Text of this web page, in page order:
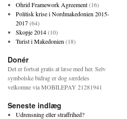
Ohrid Framework Agreement(16)
Politisk krise i Nordmakedonien 2015-
2017(64)
Skopje 2014(10)
Turist i Makedonien (18)
Donér
Det er fortsat gratis at læse med her. Selv
symbolske bidrag er dog særdeles
velkomne via MOBILEPAY 21281941
Seneste indlæg
Udrensning eller straffrihed?